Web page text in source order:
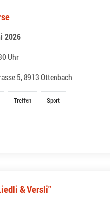
2026
Uhr
5, 8913 Ottenbach
Treffen Sport
& Versli"